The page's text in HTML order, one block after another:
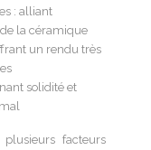
: alliant
la céramique
un rendu très
solidité et
facteurs